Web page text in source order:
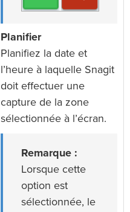
Planifier
Planifiez la date et
l’heure à laquelle Snagit
doit effectuer une
capture de la zone
sélectionnée à l’écran.
Remarque :
Lorsque cette
option est
sélectionnée, le